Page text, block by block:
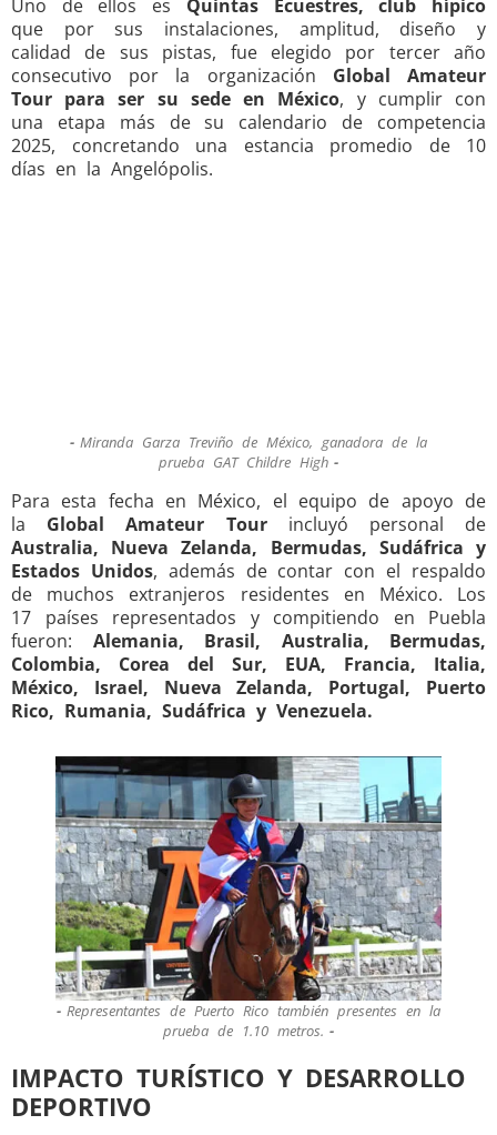
Uno de ellos es Quintas Ecuestres, club hípico
que por sus instalaciones, amplitud, diseño y
calidad de sus pistas, fue elegido por tercer año
consecutivo por la organización Global Amateur
Tour para ser su sede en México, y cumplir con
una etapa más de su calendario de competencia
2025, concretando una estancia promedio de 10
días en la Angelópolis.
Miranda Garza Treviño de México, ganadora de la
prueba GAT Childre High
Para esta fecha en México, el equipo de apoyo de
la Global Amateur Tourincluyó personal de
Australia, Nueva Zelanda, Bermudas, Sudáfrica y
Estados Unidos, además de contar con el respaldo
de muchos extranjeros residentes en México. Los
17 países representados y compitiendo en Puebla
fueron: Alemania, Brasil, Australia, Bermudas,
Colombia, Corea del Sur, EUA, Francia, Italia,
México, Israel, Nueva Zelanda, Portugal, Puerto
Rico, Rumania, Sudáfrica y Venezuela.
Representantes de Puerto Rico también presentes en la
prueba de 1.10 metros.
IMPACTO TURÍSTICO Y DESARROLLO
DEPORTIVO